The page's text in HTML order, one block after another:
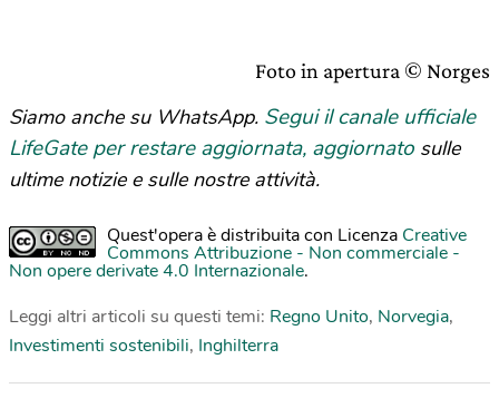
Foto in apertura © Norges
Siamo anche su WhatsApp. Segui il canale ufficiale
LifeGate per restare aggiornata, aggiornato sulle
ultime notizie e sulle nostre attività.
Quest'opera è distribuita con Licenza Creative
Commons Attribuzione - Non commerciale -
Non opere derivate 4.0 Internazionale.
Leggi altri articoli su questi temi: Regno Unito, Norvegia,
Investimenti sostenibili, Inghilterra